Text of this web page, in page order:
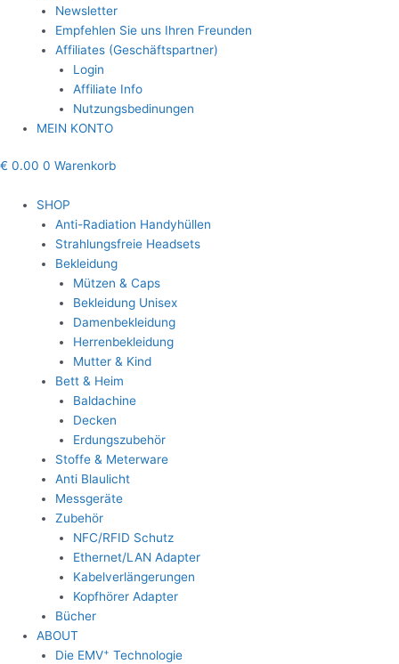
Newsletter
Empfehlen Sie uns Ihren Freunden
Affiliates (Geschäftspartner)
Login
Affiliate Info
Nutzungsbedinungen
MEIN KONTO
€ 0.00 0 Warenkorb
SHOP
Anti-Radiation Handyhüllen
Strahlungsfreie Headsets
Bekleidung
Mützen & Caps
Bekleidung Unisex
Damenbekleidung
Herrenbekleidung
Mutter & Kind
Bett & Heim
Baldachine
Decken
Erdungszubehör
Stoffe & Meterware
Anti Blaulicht
Messgeräte
Zubehör
NFC/RFID Schutz
Ethernet/LAN Adapter
Kabelverlängerungen
Kopfhörer Adapter
Bücher
ABOUT
Die EMV+ Technologie